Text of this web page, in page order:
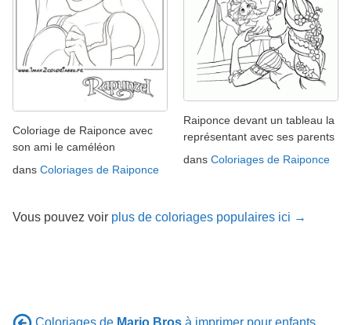
Coloriage de Raiponce avec
son ami le caméléon
dans Coloriages de Raiponce
Raiponce devant un tableau la
représentant avec ses parents
dans Coloriages de Raiponce
Vous pouvez voir plus de coloriages populaires ici →
Coloriages de Mario Bros à imprimer pour enfants